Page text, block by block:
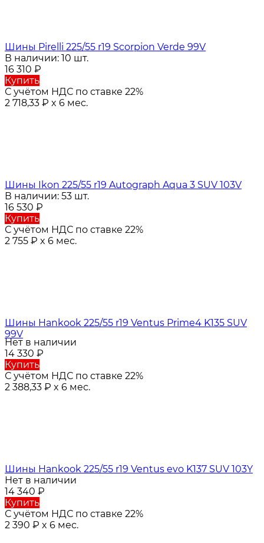
Шины Pirelli 225/55 r19 Scorpion Verde 99V
В наличии: 10 шт.
16 310 ₽
Купить
С учётом НДС по ставке 22%
2 718,33 ₽ x 6 мес.
Шины Ikon 225/55 r19 Autograph Aqua 3 SUV 103V
В наличии: 53 шт.
16 530 ₽
Купить
С учётом НДС по ставке 22%
2 755 ₽ x 6 мес.
Шины Hankook 225/55 r19 Ventus Prime4 K135 SUV
99V
Нет в наличии
14 330 ₽
Купить
С учётом НДС по ставке 22%
2 388,33 ₽ x 6 мес.
Шины Hankook 225/55 r19 Ventus evo K137 SUV 103Y
Нет в наличии
14 340 ₽
Купить
С учётом НДС по ставке 22%
2 390 ₽ x 6 мес.